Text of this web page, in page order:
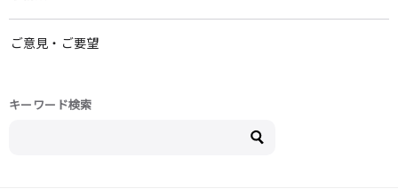
ご意見・ご要望
キーワード検索